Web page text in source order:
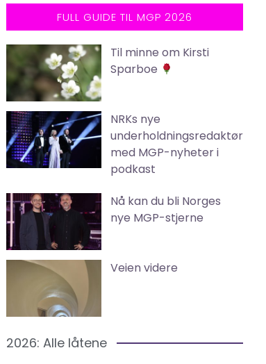
FULL GUIDE TIL MGP 2026
Til minne om Kirsti
Sparboe
NRKs nye
underholdningsredaktør
med MGP-nyheter i
podkast
Nå kan du bli Norges
nye MGP-stjerne
Veien videre
2026: Alle låtene